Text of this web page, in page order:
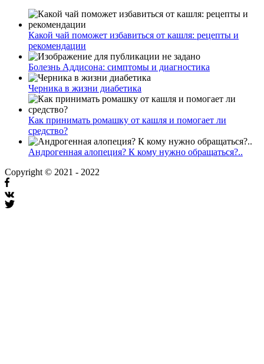
Какой чай поможет избавиться от кашля: рецепты и
рекомендации
Болезнь Аддисона: симптомы и диагностика
Черника в жизни диабетика
Как принимать ромашку от кашля и помогает ли
средство?
Андрогенная алопеция? К кому нужно обращаться?..
Copyright © 2021 - 2022